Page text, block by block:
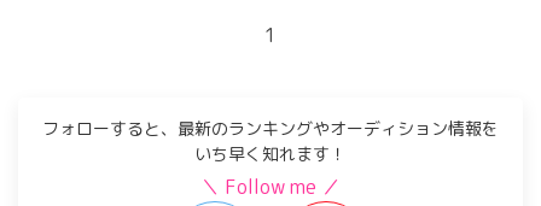
1
フォローすると、最新のランキングやオーディション情報を
いち早く知れます！
＼ Follow me ／